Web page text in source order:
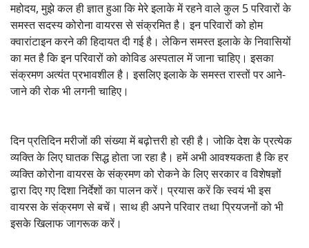
महोदय, मुझे कल ही ज्ञात हुआ कि मेरे इलाके में रहने वाले कुल 5 परिवारों के
समस्त सदस्य कोरोना वायरस से संक्रमित है। इन परिवारों को होम
क्वारांटाइन करने की हिदायत दी गई है। लेकिन समस्त इलाके के निवासियों
का मत है कि इन परिवारों को कोविड अस्पताल में जाना चाहिए। इसका
संक्रमण अत्यंत प्रभावशील है। इसलिए इलाके के समस्त रास्तों पर आने-
जाने की रोक भी लगनी चाहिए।
दिन प्रतिदिन मरीजों की संख्या में बढ़ोत्तरी हो रही है। जोकि देश के प्रत्येक
व्यक्ति के लिए घातक सिद्ध होता जा रहा है। हमें अभी आवश्यकता है कि हर
व्यक्ति कोरोना वायरस के संक्रमण को रोकने के लिए सरकार व विशेषज्ञों
द्वारा दिए गए दिशा निर्देशों का पालन करें। प्रयास करें कि स्वयं भी इस
वायरस के संक्रमण से बचें। साथ ही अपने परिवार तथा प्रियजनों को भी
इसके खिलाफ जागरूक करें।